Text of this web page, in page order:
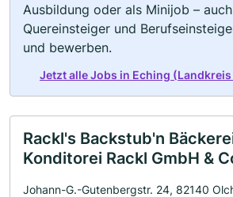
Ausbildung oder als Minijob –
Quereinsteiger und
und bewerben.
Jetzt alle Jobs in Eching
Rackl's Backstub'n
Konditorei Rackl GmbH &
Johann-G.-Gutenbergstr. 24, 82140